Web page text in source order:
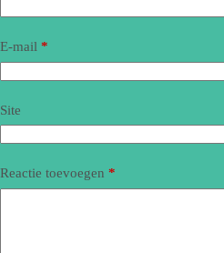
E-mail *
Site
Reactie toevoegen *